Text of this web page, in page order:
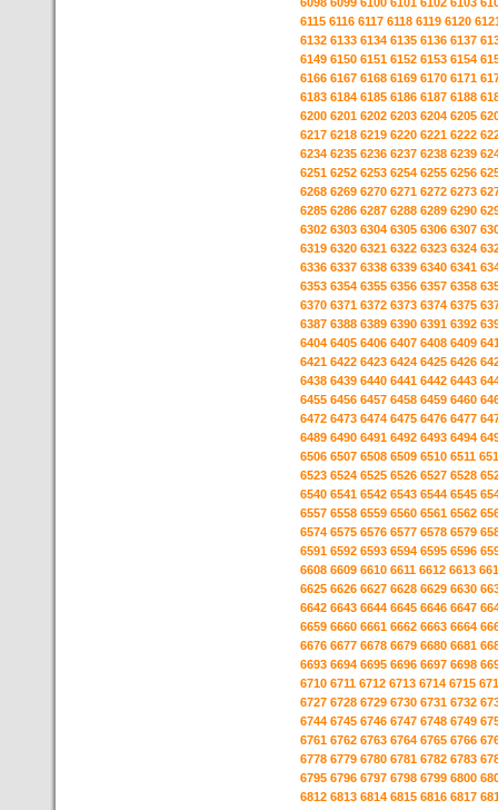
6115 6116 6117 6118 6119 6120
6132 6133 6134 6135 6136 6137
6149 6150 6151 6152 6153 6154
6166 6167 6168 6169 6170 6171
6183 6184 6185 6186 6187 6188
6200 6201 6202 6203 6204 6205
6217 6218 6219 6220 6221 6222
6234 6235 6236 6237 6238 6239
6251 6252 6253 6254 6255 6256
6268 6269 6270 6271 6272 6273
6285 6286 6287 6288 6289 6290
6302 6303 6304 6305 6306 6307
6319 6320 6321 6322 6323 6324
6336 6337 6338 6339 6340 6341
6353 6354 6355 6356 6357 6358
6370 6371 6372 6373 6374 6375
6387 6388 6389 6390 6391 6392
6404 6405 6406 6407 6408 6409
6421 6422 6423 6424 6425 6426
6438 6439 6440 6441 6442 6443
6455 6456 6457 6458 6459 6460
6472 6473 6474 6475 6476 6477
6489 6490 6491 6492 6493 6494
6506 6507 6508 6509 6510 6511
6523 6524 6525 6526 6527 6528
6540 6541 6542 6543 6544 6545
6557 6558 6559 6560 6561 6562
6574 6575 6576 6577 6578 6579
6591 6592 6593 6594 6595 6596
6608 6609 6610 6611 6612 6613
6625 6626 6627 6628 6629 6630
6642 6643 6644 6645 6646 6647
6659 6660 6661 6662 6663 6664
6676 6677 6678 6679 6680 6681
6693 6694 6695 6696 6697 6698
6710 6711 6712 6713 6714 6715
6727 6728 6729 6730 6731 6732
6744 6745 6746 6747 6748 6749
6761 6762 6763 6764 6765 6766
6778 6779 6780 6781 6782 6783
6795 6796 6797 6798 6799 6800
6812 6813 6814 6815 6816 6817